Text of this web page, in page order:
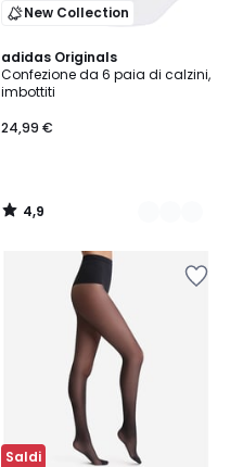
New Collection
adidas Originals
Confezione da 6 paia di calzini,
imbottiti
24,99 €
4,9
/ 5
2
Colori
4,9
/
Saldi